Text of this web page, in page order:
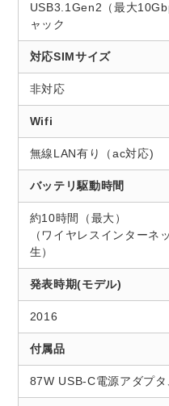
USB3.1Gen2（最大
ャック
対応SIMサイズ
非対応
Wifi
無線LAN有り（ac対応)
バッテリ駆動時間
約10時間（最大）
（ワイヤレスインターネ
生）
発表時期(モデル)
2016
付属品
87W USB-C電源アダプ